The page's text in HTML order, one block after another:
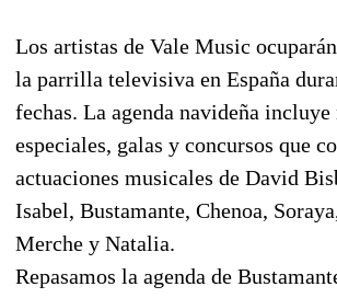
Los artistas de Vale Music
la parrilla televisiva en España
fechas. La agenda navideña incluye
especiales, galas y concursos que
actuaciones musicales de David
Isabel, Bustamante, Chenoa,
Merche y Natalia.
Repasamos la agenda de